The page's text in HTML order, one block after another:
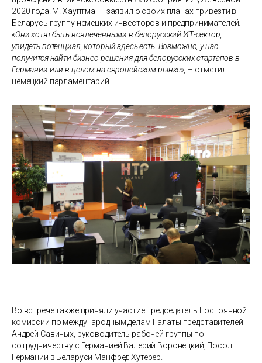
2020 года. М. Хауптманн заявил о своих планах привезти в
Беларусь группу немецких инвесторов и предпринимателей.
«Они хотят быть вовлеченными в белорусский ИТ-сектор,
увидеть потенциал, который здесь есть. Возможно, у нас
получится найти бизнес-решения для белорусских стартапов в
Германии или в целом на европейском рынке», – отметил
немецкий парламентарий.
Во встрече также приняли участие председатель Постоянной
комиссии по международным делам Палаты представителей
Андрей Савиных, руководитель рабочей группы по
сотрудничеству с Германией Валерий Воронецкий, Посол
Германии в Беларуси Манфред Хутерер.